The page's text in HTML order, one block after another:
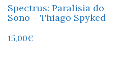
Spectrus: Paralisia do
Sono – Thiago Spyked
15,00€